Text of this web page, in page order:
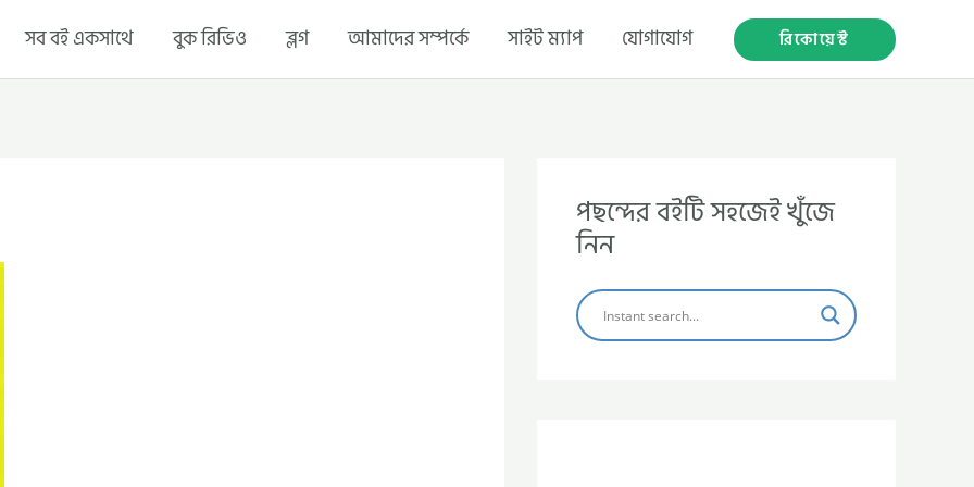
সব বই একসাথে বুক রিভিও ব্লগ আমাদের সম্পর্কে সাইট ম্যাপ যোগাযোগ রিকোয়েস্ট
পছন্দের বইটি সহজেই খুঁজে
নিন